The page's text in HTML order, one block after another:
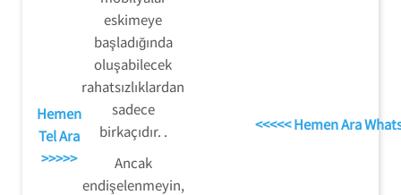
Hemen
Tel Ara
>>>>>
eskimeye
başladığında
oluşabilecek
rahatsızlıklardan
sadece
birkaçıdır. .
Ancak
endişelenmeyin,
<<<<< Hemen Ara